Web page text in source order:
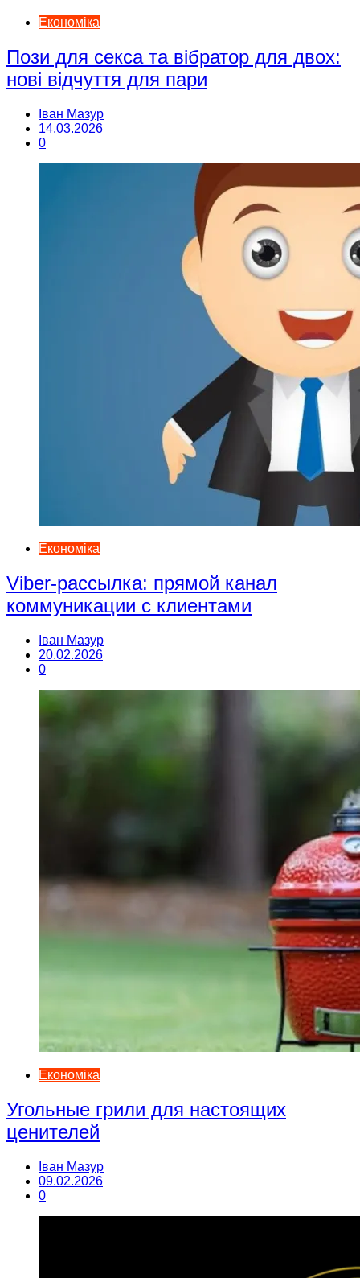
Економіка
Пози для секса та вібратор для двох:
нові відчуття для пари
Іван Мазур
14.03.2026
0
Економіка
Viber-рассылка: прямой канал
коммуникации с клиентами
Іван Мазур
20.02.2026
0
Економіка
Угольные грили для настоящих
ценителей
Іван Мазур
09.02.2026
0